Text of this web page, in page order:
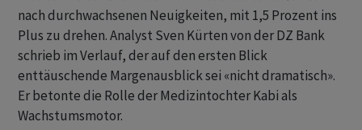
nach durchwachsenen Neuigkeiten, mit 1,5 Prozent ins
Plus zu drehen. Analyst Sven Kürten von der DZ Bank
schrieb im Verlauf, der auf den ersten Blick
enttäuschende Margenausblick sei «nicht dramatisch».
Er betonte die Rolle der Medizintochter Kabi als
Wachstumsmotor.